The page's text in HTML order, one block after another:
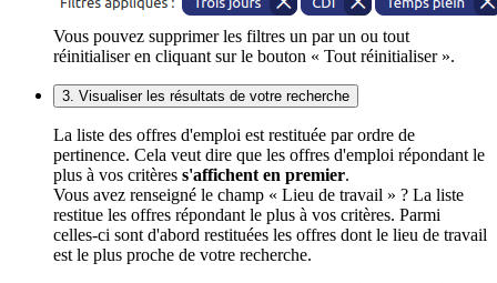
Vous pouvez supprimer les filtres un par un ou tout
réinitialiser en cliquant sur le bouton « Tout réinitialiser ».
3. Visualiser les résultats de votre recherche
La liste des offres d'emploi est restituée par ordre de
pertinence. Cela veut dire que les offres d'emploi répondant le
plus à vos critères s'affichent en premier.
Vous avez renseigné le champ « Lieu de travail » ? La liste
restitue les offres répondant le plus à vos critères. Parmi
celles-ci sont d'abord restituées les offres dont le lieu de travail
est le plus proche de votre recherche.